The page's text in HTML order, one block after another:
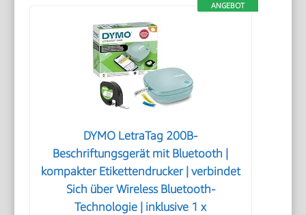
ANGEBOT
DYMO LetraTag 200B-
Beschriftungsgerät mit Bluetooth |
kompakter Etikettendrucker | verbindet
Sich über Wireless Bluetooth-
Technologie | inklusive 1 x